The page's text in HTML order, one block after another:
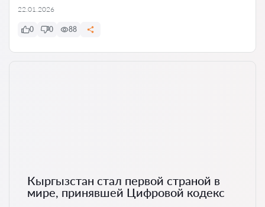
22.01.2026
0 0 88
Кыргызстан стал первой страной в
мире, принявшей Цифровой кодекс